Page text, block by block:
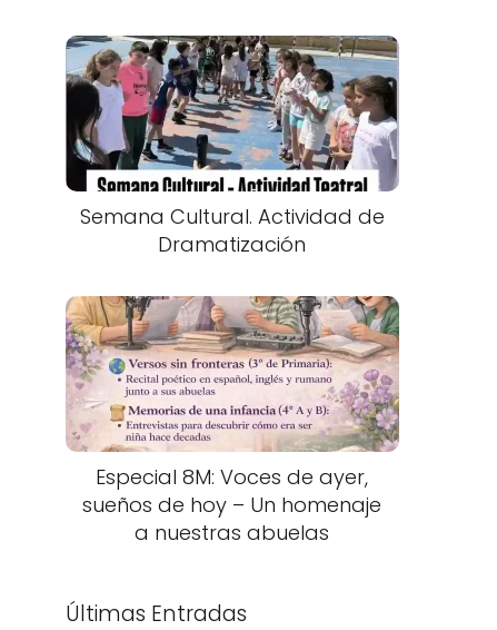
Semana Cultural. Actividad de
Dramatización
Especial 8M: Voces de ayer,
sueños de hoy – Un homenaje
a nuestras abuelas
Últimas Entradas